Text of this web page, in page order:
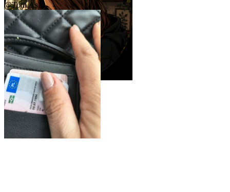
@Tom.Ash